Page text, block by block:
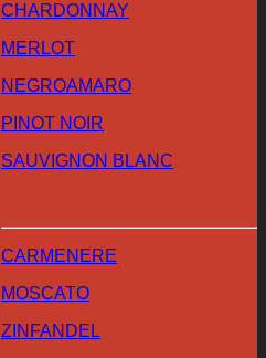
CHARDONNAY
MERLOT
NEGROAMARO
PINOT NOIR
SAUVIGNON BLANC
CARMENERE
MOSCATO
ZINFANDEL